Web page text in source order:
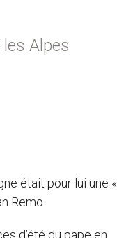
Alpes
était pour lui une «
Remo.
d’été du pape en